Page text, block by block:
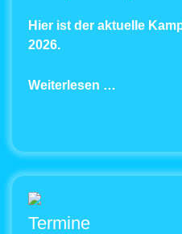
Hier ist der aktuelle
2026.
Weiterlesen …
Termine